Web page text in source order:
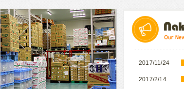
2017/11/24
2017/2/14